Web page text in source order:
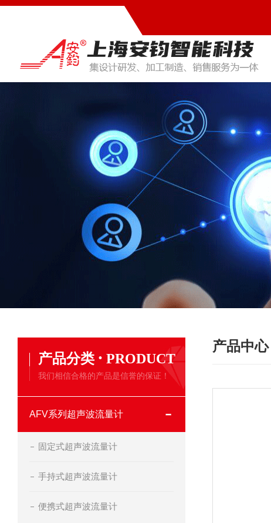
产品分类 · PRODUCT
我们相信合格的产品是信誉的保证！
AFV系列超声波流量计
固定式超声波流量计
手持式超声波流量计
便携式超声波流量计
产品中心